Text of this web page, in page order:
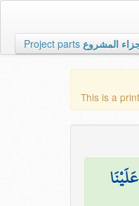
Project parts المشروع
This is a